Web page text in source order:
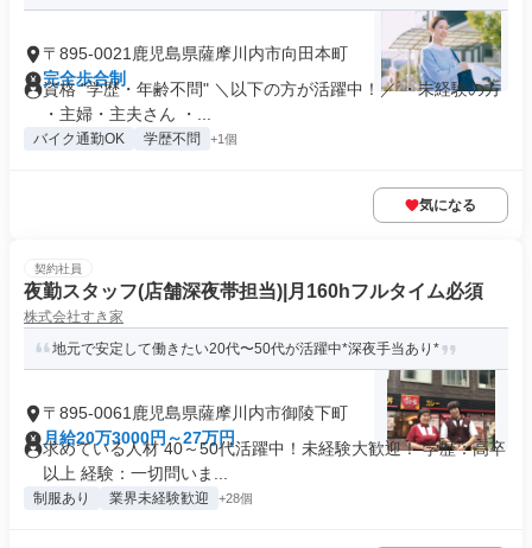
〒895-0021鹿児島県薩摩川内市向田本町
完全歩合制
資格 "学歴・年齢不問" ＼以下の方が活躍中！／ ・未経験の方
・主婦・主夫さん ・...
バイク通勤OK 学歴不問 +1個
気になる
契約社員
夜勤スタッフ(店舗深夜帯担当)|月160hフルタイム必須
株式会社すき家
地元で安定して働きたい20代〜50代が活躍中*深夜手当あり*
〒895-0061鹿児島県薩摩川内市御陵下町
月給20万3000円～27万円
求めている人材 40～50代活躍中！未経験大歓迎！ 学歴：高卒
以上 経験：一切問いま...
制服あり 業界未経験歓迎 +28個